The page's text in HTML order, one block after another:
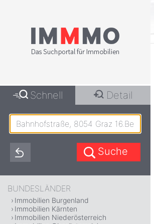
Schnell Detail
BUNDESLÄNDER
Immobilien Burgenland
Immobilien Kärnten
Immobilien Niederösterreich